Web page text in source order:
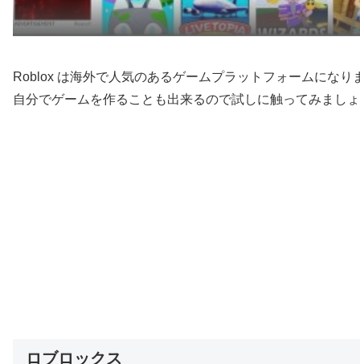
Roblox は海外で人気のあるゲームプラットフォームになり
自分でゲームを作ることも出来るので試しに触ってみまし
ロブロックス